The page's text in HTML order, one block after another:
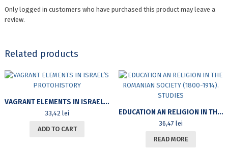
Only logged in customers who have purchased this product may leave a
review.
Related products
VAGRANT ELEMENTS IN ISRAEL’S PROTOHISTORY
33,42 lei
ADD TO CART
EDUCATION AN RELIGION IN THE ROMANIAN SOCIETY (1800-1914). STUDIES
36,47 lei
READ MORE